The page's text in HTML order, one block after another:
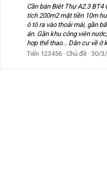
Cần bán Biêt Thự A2.3 BT4
tích 200m2 mặt tiền 10m
ô tô ra vào thoải mái, gần
án. Gần khu công viên
hợp thể thao... Dân cư về ở
Tiến 123456 Chủ đề 30/